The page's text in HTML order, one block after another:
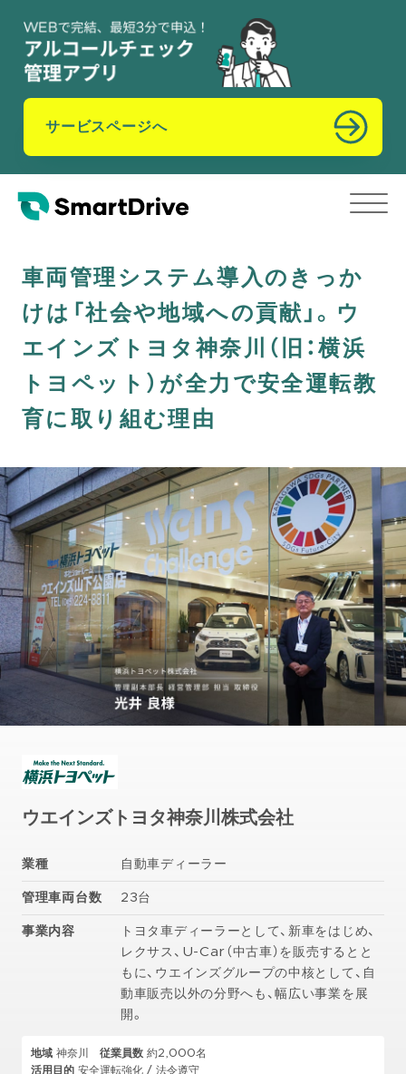
サービスページへ
車両管理システム導入のきっか
けは「社会や地域への貢献」。ウ
エインズトヨタ神奈川（旧：横浜
トヨペット）が全力で安全運転教
育に取り組む理由
ウエインズトヨタ神奈川株式会社
業種 自動車ディーラー
管理車両台数 23台
事業内容
トヨタ車ディーラーとして、新車をはじめ、
レクサス、U-Car（中古車）を販売するとと
もに、ウエインズグループの中核として、自
動車販売以外の分野へも、幅広い事業を展
開。
地域 神奈川 従業員数 約2,000名
活用目的 安全運転強化 / 法令遵守